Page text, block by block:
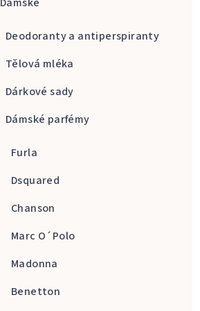
Deodoranty a antiperspiranty
Tělová mléka
Dárkové sady
Dámské parfémy
Furla
Dsquared
Chanson
Marc O´Polo
Madonna
Benetton